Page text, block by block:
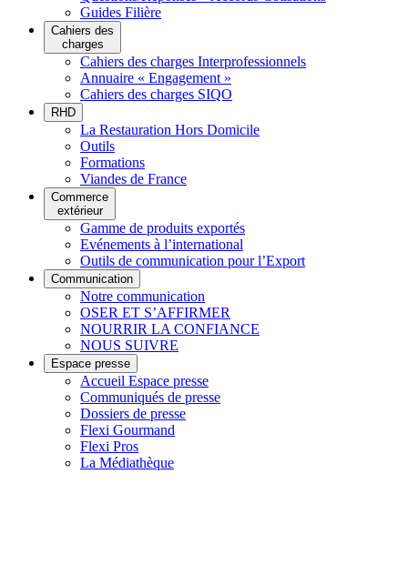
Guides Filière
Cahiers des
charges
Cahiers des charges Interprofessionnels
Annuaire « Engagement »
Cahiers des charges SIQO
RHD
La Restauration Hors Domicile
Outils
Formations
Viandes de France
Commerce
extérieur
Gamme de produits exportés
Evénements à l’international
Outils de communication pour l’Export
Communication
Notre communication
OSER ET S’AFFIRMER
NOURRIR LA CONFIANCE
NOUS SUIVRE
Espace presse
Accueil Espace presse
Communiqués de presse
Dossiers de presse
Flexi Gourmand
Flexi Pros
La Médiathèque